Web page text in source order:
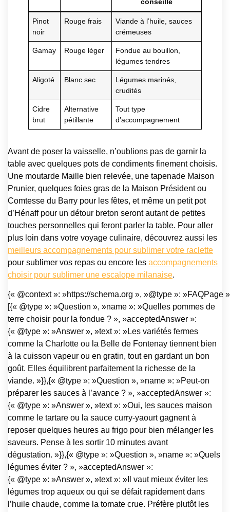
Pinot
noir
Rouge frais
Viande à l’huile, sauces
crémeuses
Gamay Rouge léger
Fondue au bouillon,
légumes tendres
Aligoté Blanc sec
Légumes marinés,
crudités
Cidre
brut
Alternative
pétillante
Tout type
d’accompagnement
Avant de poser la vaisselle, n’oublions pas de garnir la
table avec quelques pots de condiments finement choisis.
Une moutarde Maille bien relevée, une tapenade Maison
Prunier, quelques foies gras de la Maison Président ou
Comtesse du Barry pour les fêtes, et même un petit pot
d’Hénaff pour un détour breton seront autant de petites
touches personnelles qui feront parler la table. Pour aller
plus loin dans votre voyage culinaire, découvrez aussi les
meilleurs accompagnements pour sublimer votre raclette
pour sublimer vos repas ou encore les accompagnements
choisir pour sublimer une escalope milanaise.
{« @context »: »https://schema.org », »@type »: »FAQPage
[{« @type »: »Question », »name »: »Quelles pommes de
terre choisir pour la fondue ? », »acceptedAnswer »:
{« @type »: »Answer », »text »: »Les variétés fermes
comme la Charlotte ou la Belle de Fontenay tiennent bien
à la cuisson vapeur ou en gratin, tout en gardant un bon
goût. Elles équilibrent parfaitement la richesse de la
viande. »}},{« @type »: »Question », »name »: »Peut-on
préparer les sauces à l’avance ? », »acceptedAnswer »:
{« @type »: »Answer », »text »: »Oui, les sauces maison
comme le tartare ou la sauce curry-yaourt gagnent à
reposer quelques heures au frigo pour bien mélanger les
saveurs. Pense à les sortir 10 minutes avant
dégustation. »}},{« @type »: »Question », »name »: »Quels
légumes éviter ? », »acceptedAnswer »:
{« @type »: »Answer », »text »: »Il vaut mieux éviter les
légumes trop aqueux ou qui se défait rapidement dans
l’huile chaude, comme la tomate crue. Préfère plutôt les